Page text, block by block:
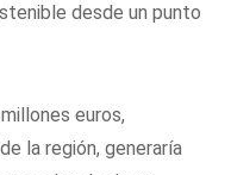
desde un punto
euros,
la región, generaría